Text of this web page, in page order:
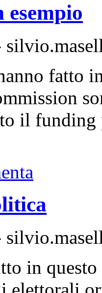
esempio
fatto
il
in